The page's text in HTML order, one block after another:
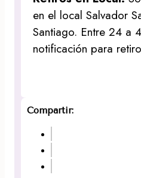
en el local Salvador
Santiago. Entre 24 a
notificación para
Compartir: